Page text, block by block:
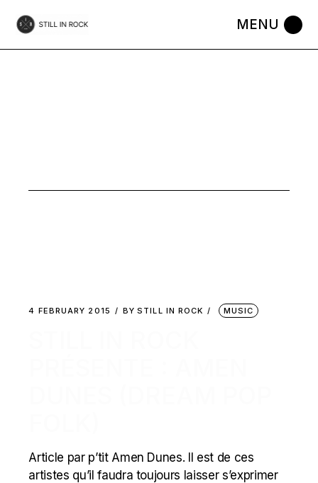
the
4 FEBRUARY 2015 BY STILL IN ROCK MUSIC
Article par p’tit Amen Dunes. Il est de ces
artistes qu’il faudra toujours laisser s’exprimer